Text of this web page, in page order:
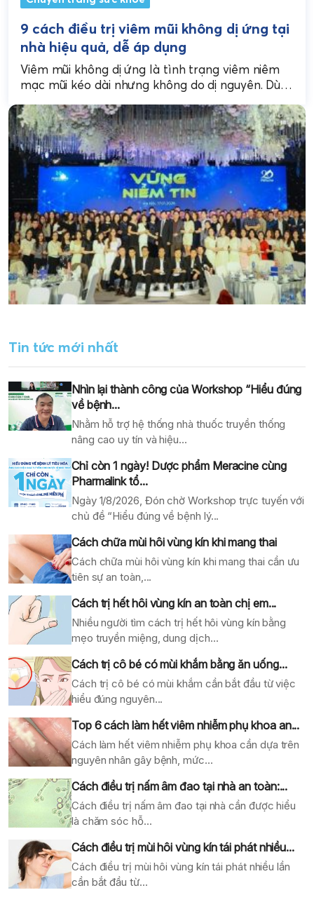
9 cách điều trị viêm mũi không dị ứng tại
nhà hiệu quả, dễ áp dụng
Viêm mũi không dị ứng là tình trạng viêm niêm
mạc mũi kéo dài nhưng không do dị nguyên. Dù
Tin tức mới nhất
Nhìn lại thành công của Workshop “Hiểu đúng
về bệnh...
Nhằm hỗ trợ hệ thống nhà thuốc truyền thống
nâng cao uy tín và hiệu...
Chỉ còn 1 ngày! Dược phẩm Meracine cùng
Pharmalink tổ...
Ngày 1/8/2026, Đón chờ Workshop trực tuyến với
chủ đề “Hiểu đúng về bệnh lý...
Cách chữa mùi hôi vùng kín khi mang thai
Cách chữa mùi hôi vùng kín khi mang thai cần ưu
tiên sự an toàn,...
Cách trị hết hôi vùng kín an toàn chị em...
Nhiều người tìm cách trị hết hôi vùng kín bằng
mẹo truyền miệng, dung dịch...
Cách trị cô bé có mùi khắm bằng ăn uống...
Cách trị cô bé có mùi khắm cần bắt đầu từ việc
hiểu đúng nguyên...
Top 6 cách làm hết viêm nhiễm phụ khoa an...
Cách làm hết viêm nhiễm phụ khoa cần dựa trên
nguyên nhân gây bệnh, mức...
Cách điều trị nấm âm đao tại nhà an toàn:...
Cách điều trị nấm âm đao tại nhà cần được hiểu
là chăm sóc hỗ...
Cách điều trị mùi hôi vùng kín tái phát nhiều...
Cách điều trị mùi hôi vùng kín tái phát nhiều lần
cần bắt đầu từ...